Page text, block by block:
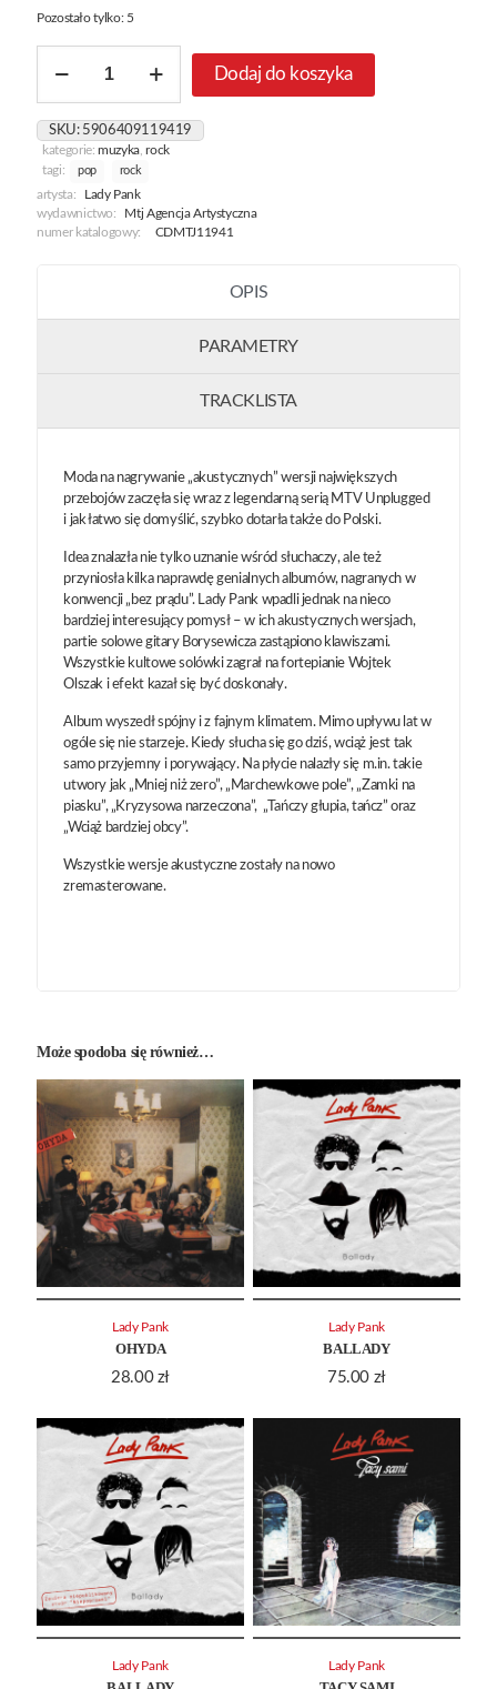
Pozostało tylko: 5
Akustycznie
Mała
Wojna
Dodaj do koszyka
SKU: 5906409119419
kategorie:muzyka,rock
tagi:
pop rock
artysta:
Lady Pank
wydawnictwo:
Mtj Agencja Artystyczna
numer katalogowy:
CDMTJ11941
OPIS
PARAMETRY
TRACKLISTA
Moda na nagrywanie „akustycznych” wersji największych
przebojów zaczęła się wraz z legendarną serią MTV Unplugged
i jak łatwo się domyślić, szybko dotarła także do Polski.
Idea znalazła nie tylko uznanie wśród słuchaczy, ale też
przyniosła kilka naprawdę genialnych albumów, nagranych w
konwencji „bez prądu”. Lady Pank wpadli jednak na nieco
bardziej interesujący pomysł – w ich akustycznych wersjach,
partie solowe gitary Borysewicza zastąpiono klawiszami.
Wszystkie kultowe solówki zagrał na fortepianie Wojtek
Olszak i efekt kazał się być doskonały.
Album wyszedł spójny i z fajnym klimatem. Mimo upływu lat w
ogóle się nie starzeje. Kiedy słucha się go dziś, wciąż jest tak
samo przyjemny i porywający. Na płycie nalazły się m.in. takie
utwory jak „Mniej niż zero”, „Marchewkowe pole”, „Zamki na
piasku”, „Kryzysowa narzeczona”, „Tańczy głupia, tańcz” oraz
„Wciąż bardziej obcy”.
Wszystkie wersje akustyczne zostały na nowo
zremasterowane.
Może spodoba się również…
OHYDA
28.00 zł
Lady Pank
BALLADY
75.00 zł
Lady Pank
Lady Pank Lady Pank